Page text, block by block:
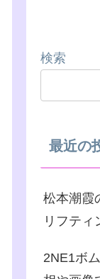
検索
最近の
松本潮霞
リフティ
2NE1ボ